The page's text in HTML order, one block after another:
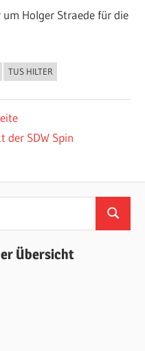
Holger Straede für die
TUS HILTER
der SDW Spin
Suchen
Übersicht